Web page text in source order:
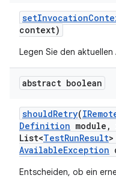
setInvocation
context)
Legen Sie den
abstract boolean
shouldRetry(
Definition module ,
List<TestRunResult
AvailableException
Entscheiden, ob ein